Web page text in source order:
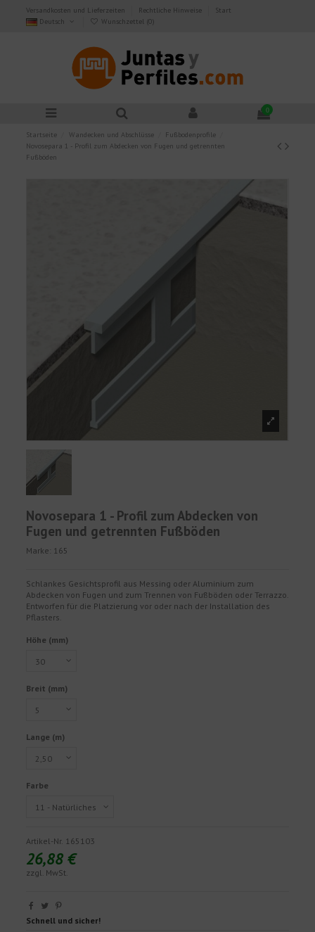
Versandkosten und Lieferzeiten Rechtliche Hinweise
Start
Deutsch
Wunschzettel (0)
0
Startseite Wandecken und Abschlüsse
Fußbodenprofile
Novosepara 1 - Profil zum Abdecken von Fugen und getrennten
Fußböden
Novosepara 1 - Profil zum Abdecken von
Fugen und getrennten Fußböden
Marke: 165
Schlankes Gesichtsprofil aus Messing oder Aluminium zum
Abdecken von Fugen und zum Trennen von Fußböden oder Terrazzo.
Entworfen für die Platzierung vor oder nach der Installation des
Pflasters.
Höhe (mm)
Breit (mm)
Lange (m)
Farbe
Artikel-Nr. 165103
26,88 €
zzgl. MwSt.
Schnell und sicher!